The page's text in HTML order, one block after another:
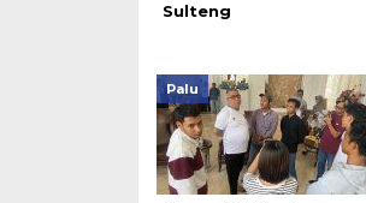
Sulteng
Palu